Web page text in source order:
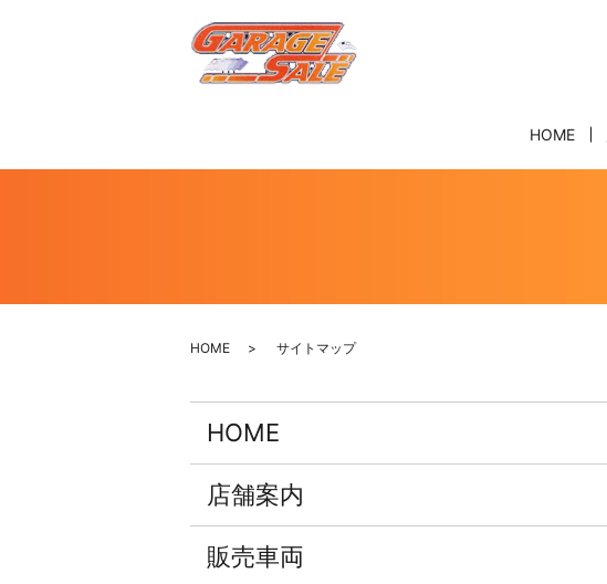
HOME
HOME サイトマップ
HOME
店舗案内
販売車両